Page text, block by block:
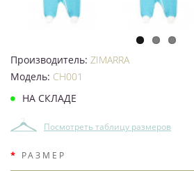
Производитель: ZIMARRA
Модель: CH001
НА СКЛАДЕ
Посмотреть таблицу размеров
РАЗМЕР